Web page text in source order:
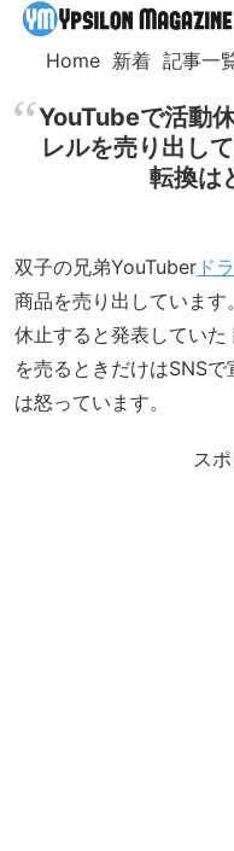
Home 新着 記事一
YouTubeで活動
レルを売り出し
転換は
双子の兄弟YouTuber ド
商品を売り出していま
休止すると発表してい
を売るときだけはSNS
は怒っています。
ス